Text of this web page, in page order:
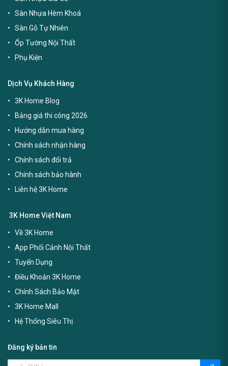
Sàn Nhựa Hèm Khoá
Sàn Gỗ Tự Nhiên
Ốp Tường Nội Thất
Phụ Kiện
Dịch Vụ Khách Hàng
3K Home Blog
Bảng giá thi công 2026
Hướng dẫn mua hàng
Chính sách nhận hàng
Chính sách đổi trả
Chính sách bảo hành
Liên hệ 3K Home
3K Home Việt Nam
Về 3K Home
App Phối Cảnh Nội Thất
Tuyển Dụng
Điều Khoản 3K Home
Chính Sách Bảo Mật
3K Home Mall
Hệ Thống Siêu Thị
Đăng ký bản tin